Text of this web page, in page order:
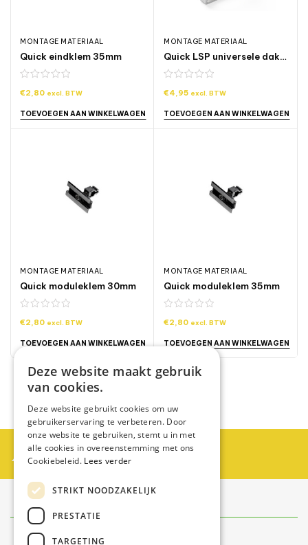
Led downlight 6W
to Warm IP44 zwart
LED CUBE | THEBE | 2x3W |
DIM TO WARM | GRIJS
UP/DOWNLIGHT
MONTAGE MATERIAAL
Quick eindklem 35mm
€2,80 excl. BTW
TOEVOEGEN AAN WINKELWAGEN
MONTAGE MATERIAAL
Quick LSP universele dakhaak
€4,95 excl. BTW
TOEVOEGEN AAN WINKELWAGEN
MONTAGE MATERIAAL
Quick moduleklem 30mm
€2,80 excl. BTW
TOEVOEGEN AAN WINKELWAGEN
MONTAGE MATERIAAL
Quick moduleklem 35mm
€2,80 excl. BTW
TOEVOEGEN AAN WINKELWAGEN
Partner worden?
Neem contact op met Swiss Zontechniek
Contact
info@swisszontechniek.nl
Deze website maakt gebruik
van cookies.
Deze website gebruikt cookies om uw
gebruikerservaring te verbeteren. Door
onze website te gebruiken, stemt u in met
alle cookies in overeenstemming met ons
Cookiebeleid. Lees verder
STRIKT NOODZAKELIJK
PRESTATIE
TARGETING